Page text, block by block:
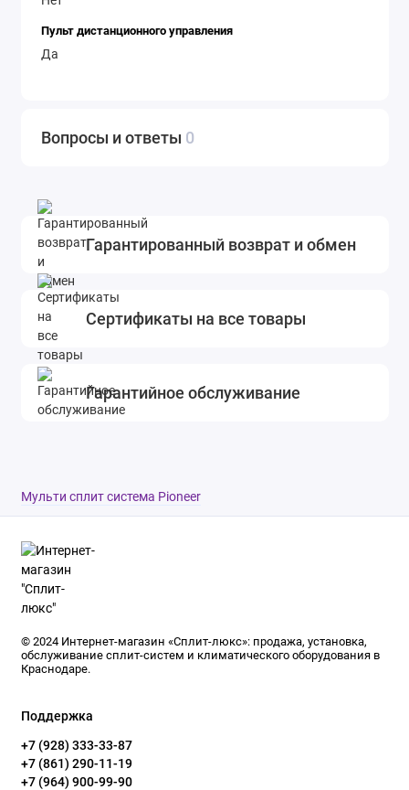
Пульт дистанционного управления
Да
Вопросы и ответы 0
Гарантированный возврат и обмен
Сертификаты на все товары
Гарантийное обслуживание
Мульти сплит система Pioneer
© 2024 Интернет-магазин «Сплит-люкс»: продажа, установка,
обслуживание сплит-систем и климатического оборудования в
Краснодаре.
Поддержка
+7 (928) 333-33-87
+7 (861) 290-11-19
+7 (964) 900-99-90